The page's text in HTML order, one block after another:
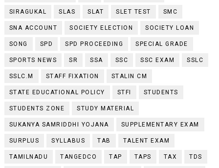
SIRAGUKAL SLAS SLAT SLET TEST SMC
SNA ACCOUNT SOCIETY ELECTION SOCIETY LOAN
SONG SPD SPD PROCEEDING SPECIAL GRADE
SPORTS NEWS SR SSA SSC SSC EXAM SSLC
SSLC.M STAFF FIXATION STALIN CM
STATE EDUCATIONAL POLICY STFI STUDENTS
STUDENTS ZONE STUDY MATERIAL
SUKANYA SAMRIDDHI YOJANA SUPPLEMENTARY EXAM
SURPLUS SYLLABUS TAB TALENT EXAM
TAMILNADU TANGEDCO TAP TAPS TAX TDS